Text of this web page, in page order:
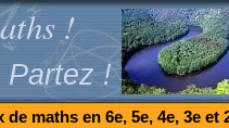
!
Partez !
maths en 6e, 5e, 4e, 3e et